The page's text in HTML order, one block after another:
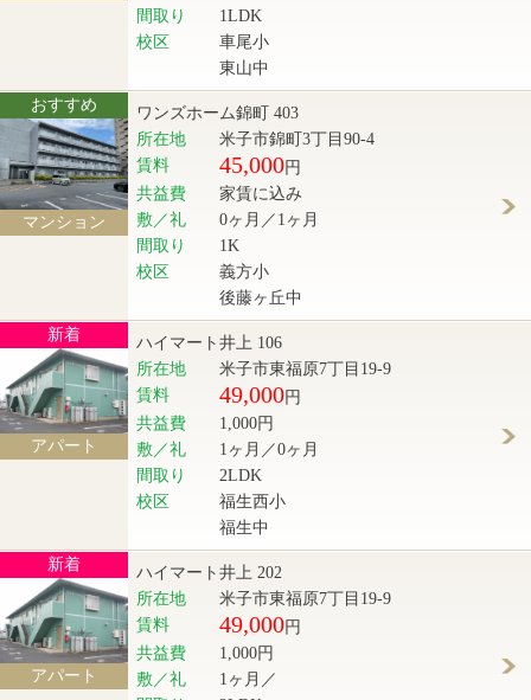
間取り
1LDK
校区
車尾小
東山中
おすすめ
マンション
ワンズホーム錦町 403
所在地
米子市錦町3丁目90-4
賃料
45,000円
共益費
家賃に込み
敷／礼
0ヶ月／1ヶ月
間取り
1K
校区
義方小
後藤ヶ丘中
新着
アパート
ハイマート井上 106
所在地
米子市東福原7丁目19-9
賃料
49,000円
共益費
1,000円
敷／礼
1ヶ月／0ヶ月
間取り
2LDK
校区
福生西小
福生中
新着
アパート
ハイマート井上 202
所在地
米子市東福原7丁目19-9
賃料
49,000円
共益費
1,000円
敷／礼
1ヶ月／